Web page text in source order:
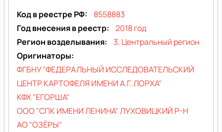
Код в реестре РФ
8558883
Год внесения в реестр
2018 год
Регион возделывания
3. Центральный регион
Оригинаторы
ФГБНУ "ФЕДЕРАЛЬНЫЙ ИССЛЕДОВАТЕЛЬСКИЙ
ЦЕНТР КАРТОФЕЛЯ ИМЕНИ А.Г. ЛОРХА"
КФХ "ЕГОРША"
ООО "СПК ИМЕНИ ЛЕНИНА" ЛУХОВИЦКИЙ Р-Н
АО "ОЗЁРЫ"